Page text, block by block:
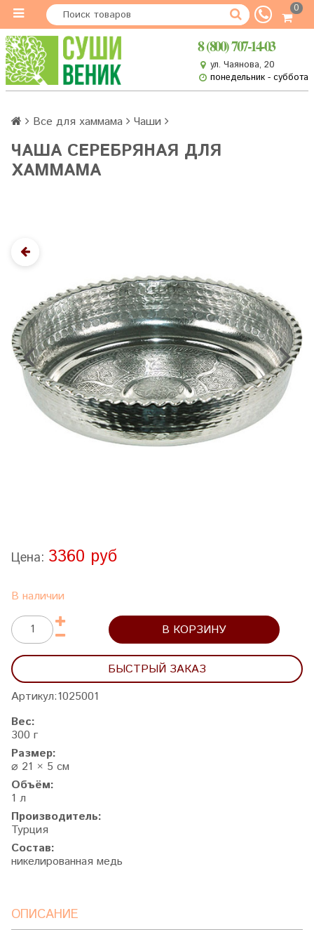
0
8 (800) 707-14-03
ул. Чаянова, 20
понедельник - суббота
Все для хаммама Чаши
ЧАША СЕРЕБРЯНАЯ ДЛЯ
ХАММАМА
Цена: 3360 руб
В наличии
В КОРЗИНУ
БЫСТРЫЙ ЗАКАЗ
Артикул:1025001
Вес:
300 г
Размер:
⌀ 21 × 5 см
Объём:
1 л
Производитель:
Турция
Состав:
никелированная медь
ОПИСАНИЕ